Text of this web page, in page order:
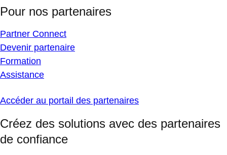
Pour nos partenaires
Partner Connect
Devenir partenaire
Formation
Assistance
Accéder au portail des partenaires
Créez des solutions avec des partenaires
de confiance